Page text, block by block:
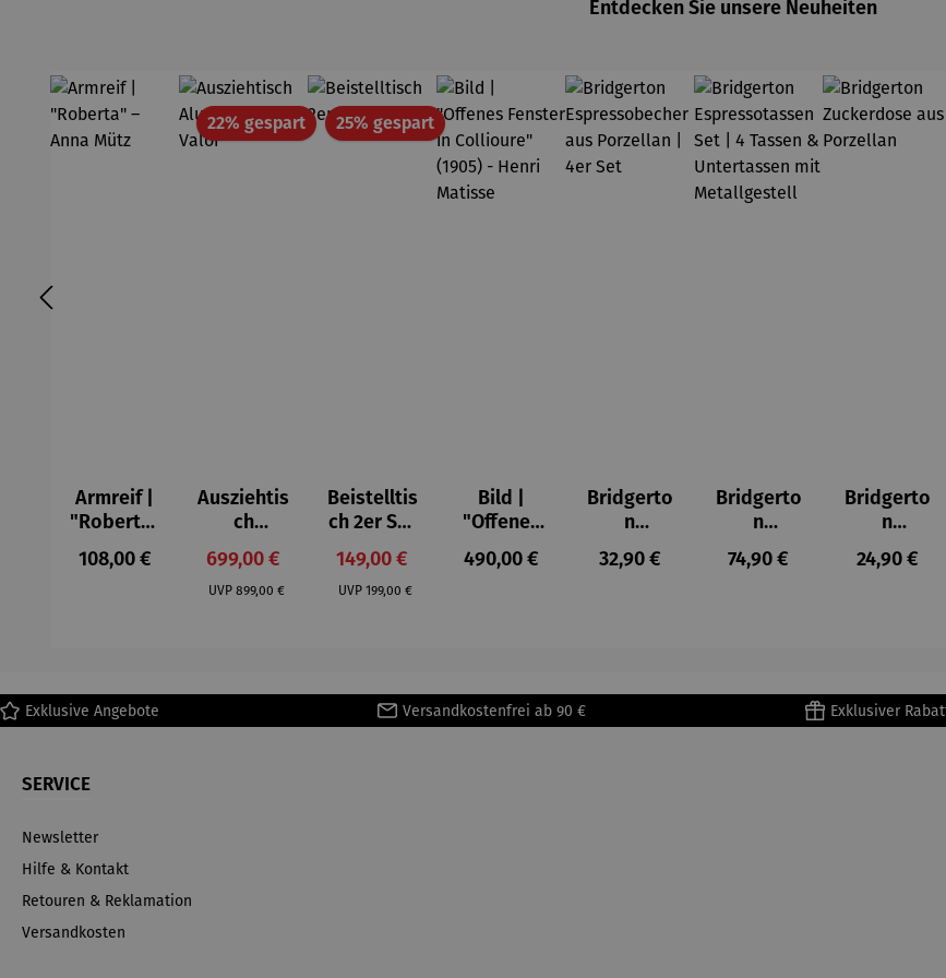
Entdecken Sie unsere Neuheiten
Armreif |
"Roberta"
– Anna
Mütz
Regulärer Preis:
108,00 €
22% gespartRabatt
Ausziehtis
ch
Aluminium
– Valor
Verkaufspreis:
699,00 €
UVP Regulärer Preis:
899,00 €
25% gespartRabatt
Beistelltis
ch 2er Set
– Dalias
Verkaufspreis:
149,00 €
UVP Regulärer Preis:
199,00 €
Bild |
"Offenes
Fenster in
Collioure"
Regulärer Preis:
490,00 €
Bridgerto
n
Espresso
becher
Regulärer Preis:
32,90 €
Bridgerto
n
Espressot
assen Set
Metallges
Regulärer Preis:
74,90 €
Bridgerto
n
Zuckerdo
se aus
Regulärer
24,90 €
Exklusive Angebote Versandkostenfrei ab 90 € Exklusiver
SERVICE
Newsletter
Hilfe & Kontakt
Retouren & Reklamation
Versandkosten